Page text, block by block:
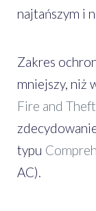
najtańszym i
Zakres
mniejszy, niż
Fire and Theft
typu
AC).